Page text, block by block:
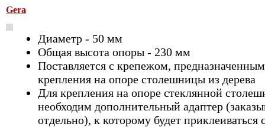
Gera
Диаметр - 50 мм
Общая высота опоры - 230 мм
Поставляется с крепежом,
крепления на опоре столешницы из дерева
Для крепления на опоре стеклянной
необходим дополнительный адаптер
отдельно), к которому будет приклеиваться